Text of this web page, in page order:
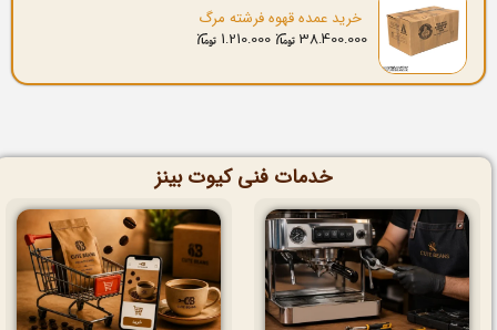
خرید عمده قهوه فرشته مرگ
38.400.000
1.210.000
خدمات فنی کیوت بینز